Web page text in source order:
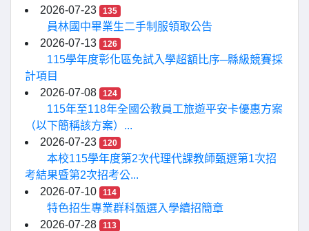
2026-07-23
135
員林國中畢業生二手制服領取公告
2026-07-13
126
115學年度彰化區免試入學超額比序─縣級競賽採
計項目
2026-07-08
124
115年至118年全國公教員工旅遊平安卡優惠方案
（以下簡稱該方案）...
2026-07-23
120
本校115學年度第2次代理代課教師甄選第1次招
考結果暨第2次招考公...
2026-07-10
114
特色招生專業群科甄選入學續招簡章
2026-07-28
113